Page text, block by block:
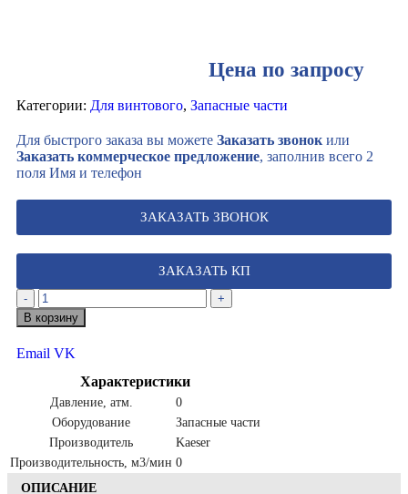
Цена по запросу
Категории: Для винтового, Запасные части
Для быстрого заказа вы можете Заказать звонок или
Заказать коммерческое предложение, заполнив всего 2
поля Имя и телефон
ЗАКАЗАТЬ ЗВОНОК
ЗАКАЗАТЬ КП
-
+
В корзину
Email VK
Характеристики
Давление, атм.
0
Оборудование
Запасные части
Производитель
Kaeser
Производительность, м3/мин 0
ОПИСАНИЕ